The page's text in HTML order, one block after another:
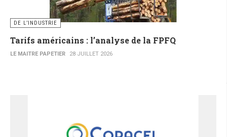
DE L’INDUSTRIE
Tarifs américains : l’analyse de la FPFQ
LE MAITRE PAPETIER 28 JUILLET 2026